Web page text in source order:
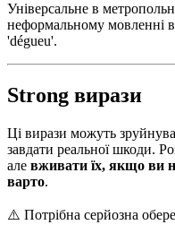
Універсальне в
неформальному мовленні в
'dégueu'.
Strong вирази
Ці вирази можуть
завдати реальної шкоди.
але вживати їх, якщо ви
варто.
⚠️ Потрібна серйозна